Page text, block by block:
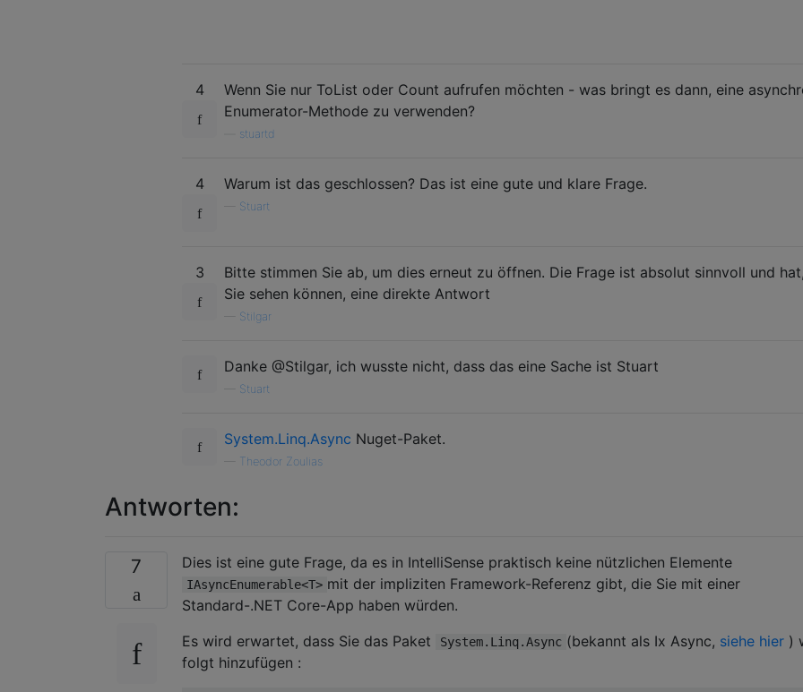
4
Wenn Sie nur ToList oder Count aufrufen möchten - was bringt es dann, eine
Enumerator-Methode zu verwenden?
stuartd
4 Warum ist das geschlossen? Das ist eine gute und klare Frage.
Stuart
3
Bitte stimmen Sie ab, um dies erneut zu öffnen. Die Frage ist absolut sinnvoll und
Sie sehen können, eine direkte Antwort
Stilgar
Danke @Stilgar, ich wusste nicht, dass das eine Sache ist Stuart
Stuart
System.Linq.Async Nuget-Paket.
Theodor Zoulias
Antworten:
7 Dies ist eine gute Frage, da es in IntelliSense praktisch keine nützlichen Elemente
IAsyncEnumerable<T> mit der impliziten Framework-Referenz gibt, die Sie mit einer
Standard-.NET Core-App haben würden.
Es wird erwartet, dass Sie das Paket
System.Linq.Async (bekannt als Ix Async, siehe hier )
folgt hinzufügen :